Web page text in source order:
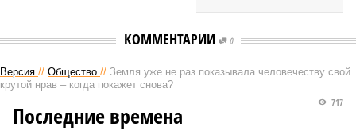
КОММЕНТАРИИ 0
Версия // Общество // Земля уже не раз показывала человечеству свой
крутой нрав – когда покажет снова?
717
Последние времена